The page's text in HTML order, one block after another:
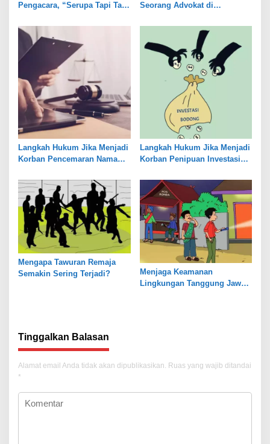
Pengacara, “Serupa Tapi Tak
Seorang Advokat di
Langkah Hukum Jika Menjadi
Korban Pencemaran Nama
Langkah Hukum Jika Menjadi
Korban Penipuan Investasi
Mengapa Tawuran Remaja
Semakin Sering Terjadi?
Menjaga Keamanan
Lingkungan Tanggung Jawab
Tinggalkan Balasan
Alamat email Anda tidak akan dipublikasikan. Ruas yang wajib ditandai
*